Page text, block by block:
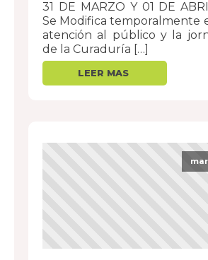
31 DE MARZO Y 01 DE
Se Modifica temporalmente
atención al público y la
de la Curaduría […]